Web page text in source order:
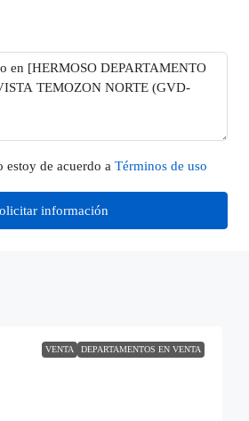
de acuerdo a Términos de uso
información
VENTA DEPARTAMENTOS EN VENTA